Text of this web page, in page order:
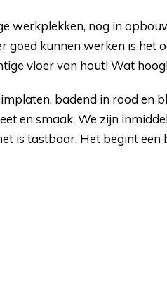
werkplekken, nog in
kunnen werken is het
vloer van hout! Wat
badend in rood en
en smaak. We zijn
is tastbaar. Het begint een